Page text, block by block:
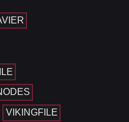
VIKINGFILE